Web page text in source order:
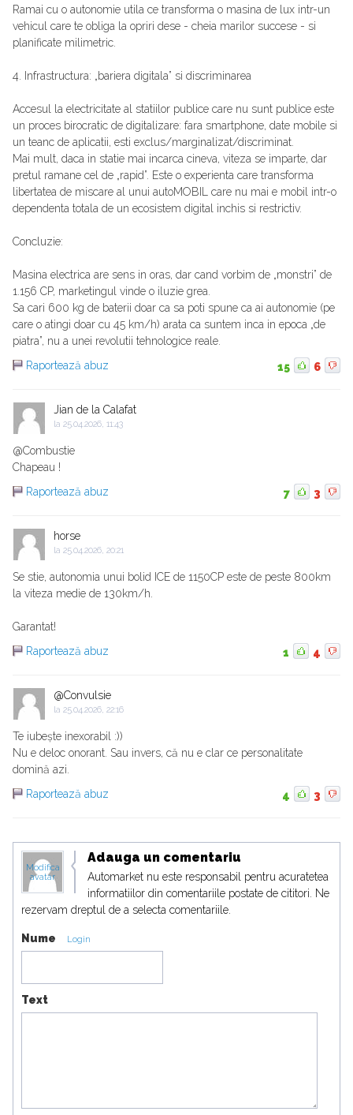
Ramai cu o autonomie utila ce transforma o masina de lux intr-un
vehicul care te obliga la opriri dese - cheia marilor succese - si
planificate milimetric.
4. Infrastructura: „bariera digitala” si discriminarea
Accesul la electricitate al statiilor publice care nu sunt publice este
un proces birocratic de digitalizare: fara smartphone, date mobile si
un teanc de aplicatii, esti exclus/marginalizat/discriminat.
Mai mult, daca in statie mai incarca cineva, viteza se imparte, dar
pretul ramane cel de „rapid”. Este o experienta care transforma
libertatea de miscare al unui autoMOBIL care nu mai e mobil intr-o
dependenta totala de un ecosistem digital inchis si restrictiv.
Concluzie:
Masina electrica are sens in oras, dar cand vorbim de „monstri” de
1.156 CP, marketingul vinde o iluzie grea.
Sa cari 600 kg de baterii doar ca sa poti spune ca ai autonomie (pe
care o atingi doar cu 45 km/h) arata ca suntem inca in epoca „de
piatra”, nu a unei revolutii tehnologice reale.
Raportează abuz
15 6
Jian de la Calafat
la 25.04.2026, 11:43
@Combustie
Chapeau !
Raportează abuz
7 3
horse
la 25.04.2026, 20:21
Se stie, autonomia unui bolid ICE de 1150CP este de peste 800km
la viteza medie de 130km/h.
Garantat!
Raportează abuz
1 4
@Convulsie
la 25.04.2026, 22:16
Te iubește inexorabil :))
Nu e deloc onorant. Sau invers, că nu e clar ce personalitate
domină azi.
Raportează abuz
4 3
Modifica
avatar
Adauga un comentariu
Automarket nu este responsabil pentru acuratetea
informatiilor din comentariile postate de cititori. Ne
rezervam dreptul de a selecta comentariile.
Nume Login
Text